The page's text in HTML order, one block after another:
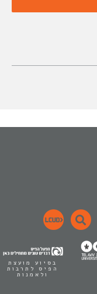
בסיוע מועצת
הפיס לתרבות
ולאמנות